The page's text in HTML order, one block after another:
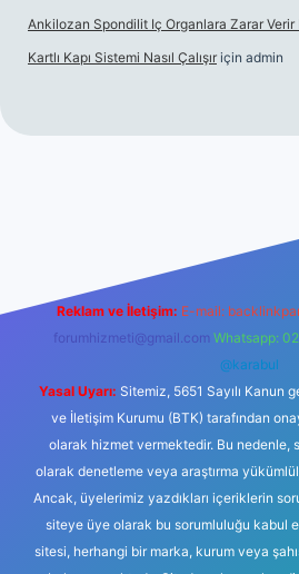
Ankilozan Spondilit Iç Organlara Zarar Verir
Kartlı Kapı Sistemi Nasıl Çalışır için admin
Reklam ve İletişim: E-mail:
forumhizmeti@gmail.com Whatsapp:
@karabul
Yasal Uyarı: Sitemiz, 5651 Sayılı Kanun
ve İletişim Kurumu (BTK) tarafından
olarak hizmet vermektedir. Bu nedenle,
olarak denetleme veya araştırma
Ancak, üyelerimiz yazdıkları içeriklerin
siteye üye olarak bu sorumluluğu kabul
sitesi, herhangi bir marka, kurum veya